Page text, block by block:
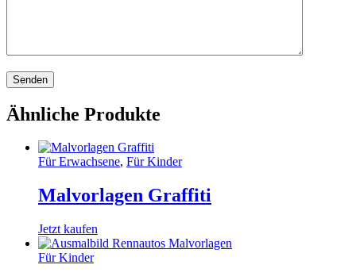
Ähnliche Produkte
Für Erwachsene, Für Kinder
Malvorlagen Graffiti
Jetzt kaufen
Für Kinder